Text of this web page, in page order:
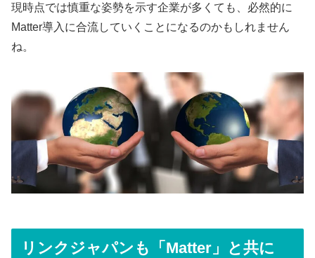
現時点では慎重な姿勢を示す企業が多くても、必然的に
Matter導入に合流していくことになるのかもしれません
ね。
リンクジャパンも「Matter」と共に